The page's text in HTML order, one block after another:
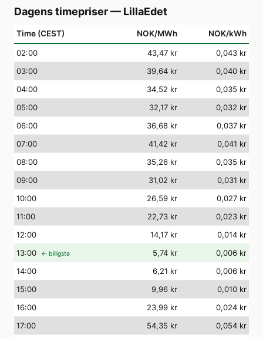
Dagens timepriser— LillaEdet
Time (CEST) NOK/MWh NOK/kWh
02:00 43,47 kr
0,043 kr
03:00 39,64 kr
0,040 kr
04:00 34,52 kr
0,035 kr
05:00 32,17 kr
0,032 kr
06:00 36,68 kr
0,037 kr
07:00 41,42 kr
0,041 kr
08:00 35,26 kr
0,035 kr
09:00 31,02 kr
0,031 kr
10:00 26,59 kr
0,027 kr
11:00 22,73 kr
0,023 kr
12:00 14,17 kr
0,014 kr
13:00 ← billigste 5,74 kr
0,006 kr
14:00 6,21 kr
0,006 kr
15:00 9,96 kr
0,010 kr
16:00 23,99 kr
0,024 kr
17:00 54,35 kr
0,054 kr